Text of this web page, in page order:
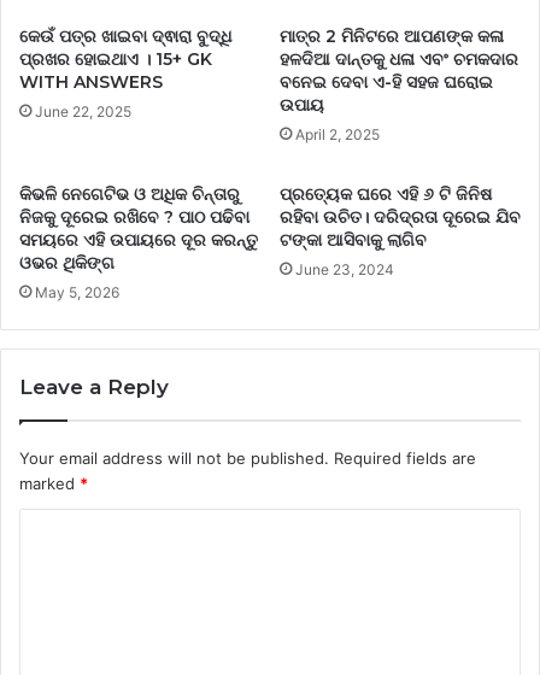
କେଉଁ ପତ୍ର ଖାଇବା ଦ୍ଵାରା ବୁଦ୍ଧି
ପ୍ରଖର ହୋଇଥାଏ । 15+ GK
WITH ANSWERS
June 22, 2025
ମାତ୍ର 2 ମିନିଟରେ ଆପଣଙ୍କ କଳା
ହଳଦିଆ ଦାନ୍ତକୁ ଧଳା ଏବଂ ଚମକଦାର
ବନେଇ ଦେବା ଏ-ହି ସହଜ ଘରୋଇ
ଉପାୟ
April 2, 2025
କିଭଳି ନେଗେଟିଭ ଓ ଅଧିକ ଚିନ୍ତାରୁ
ନିଜକୁ ଦୂରେଇ ରଖିବେ ? ପାଠ ପଢିବା
ସମୟରେ ଏହି ଉପାୟରେ ଦୂର କରନ୍ତୁ
ଓଭର ଥିକିଙ୍ଗ
May 5, 2026
ପ୍ରତ୍ୟେକ ଘରେ ଏହି ୬ ଟି ଜିନିଷ
ରହିବା ଉଚିତ। ଦରିଦ୍ରତା ଦୂରେଇ ଯିବ
ଟଙ୍କା ଆସିବାକୁ ଲାଗିବ
June 23, 2024
Leave a Reply
Your email address will not be published. Required fields are
marked *